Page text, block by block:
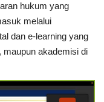
hukum yang
melalui
dan e-learning yang
akademisi di